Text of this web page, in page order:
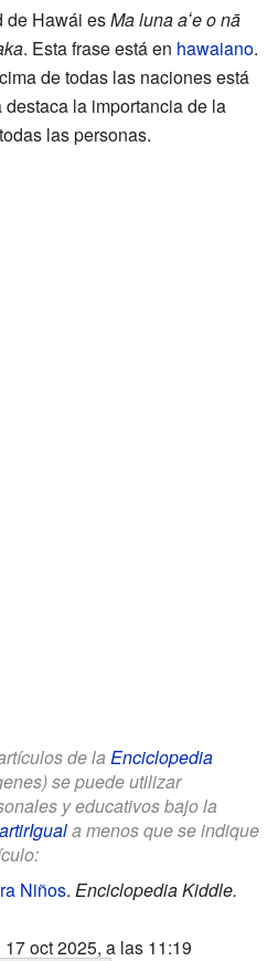
de Hawái esMa luna aʻe o nā
. Esta frase está en hawaiano.
de todas las naciones está
la importancia de la
las personas.
de la Enciclopedia
se puede utilizar
y educativos bajo la
a menos que se indique
Niños. Enciclopedia Kiddle.
oct 2025, a las 11:19